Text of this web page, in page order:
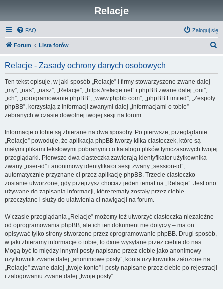
Relacje
FAQ Zaloguj się
Forum Lista forów
Relacje - Zasady ochrony danych osobowych
Ten tekst opisuje, w jaki sposób „Relacje” i firmy stowarzyszone zwane dalej
„my”, „nas”, „nasz”, „Relacje”, „https://relacje.net” i phpBB zwane dalej „oni”,
„ich”, „oprogramowanie phpBB”, „www.phpbb.com”, „phpBB Limited”, „Zespoły
phpBB”, korzystają z informacji zwanymi dalej „informacjami o tobie”
zebranych w czasie dowolnej twojej sesji na forum.
Informacje o tobie są zbierane na dwa sposoby. Po pierwsze, przeglądanie
„Relacje” powoduje, że aplikacja phpBB tworzy kilka ciasteczek, które są
małymi plikami tekstowymi pobranymi do katalogu plików tymczasowych twojej
przeglądarki. Pierwsze dwa ciasteczka zawierają identyfikator użytkownika
zwany „user-id” i anonimowy identyfikator sesji zwany „session-id”,
automatycznie przyznane ci przez aplikację phpBB. Trzecie ciasteczko
zostanie utworzone, gdy przejrzysz chociaż jeden temat na „Relacje”. Jest ono
używane do zapisania informacji, które tematy zostały przez ciebie
przeczytane i służy do ułatwienia ci nawigacji na forum.
W czasie przeglądania „Relacje” możemy też utworzyć ciasteczka niezależne
od oprogramowania phpBB, ale ich ten dokument nie dotyczy – ma on
opisywać tylko strony stworzone przez oprogramowanie phpBB. Drugi sposób,
w jaki zbieramy informacje o tobie, to dane wysyłane przez ciebie do nas.
Mogą być to między innymi posty napisane przez ciebie jako anonimowy
użytkownik zwane dalej „anonimowe posty”, konta użytkownika założone na
„Relacje” zwane dalej „twoje konto” i posty napisane przez ciebie po rejestracji
i zalogowaniu zwane dalej „twoje posty”.